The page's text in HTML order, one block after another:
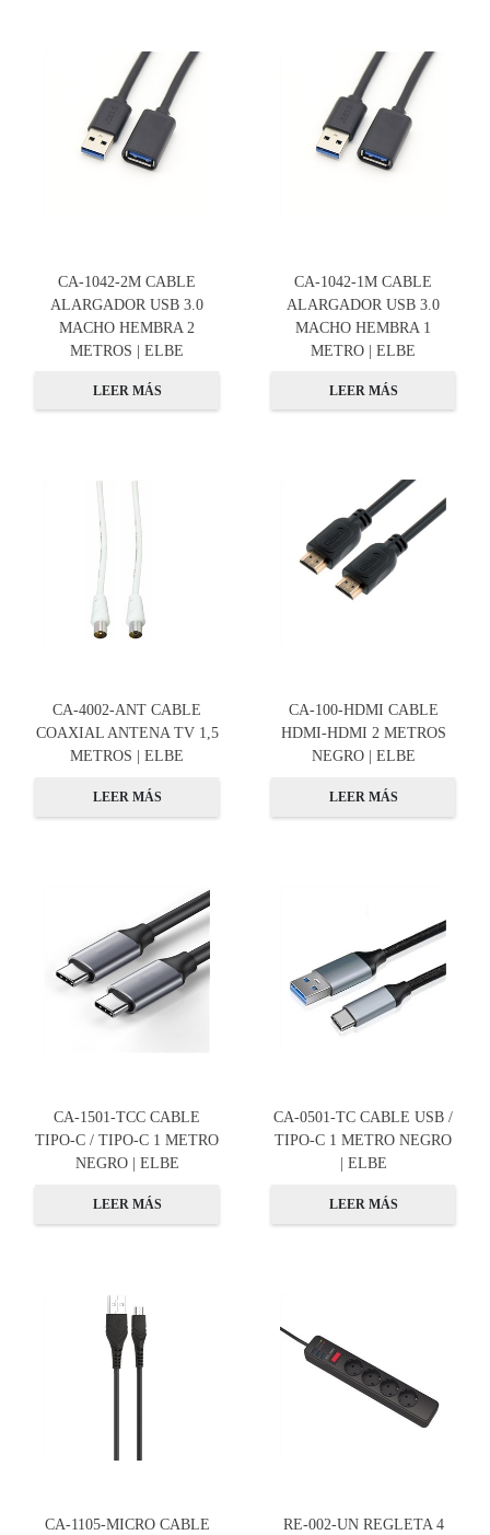
CA-1042-2M CABLE
ALARGADOR USB 3.0
MACHO HEMBRA 2
METROS | ELBE
LEER MÁS
CA-1042-1M CABLE
ALARGADOR USB 3.0
MACHO HEMBRA 1
METRO | ELBE
LEER MÁS
CA-4002-ANT CABLE
COAXIAL ANTENA TV 1,5
METROS | ELBE
LEER MÁS
CA-100-HDMI CABLE
HDMI-HDMI 2 METROS
NEGRO | ELBE
LEER MÁS
CA-1501-TCC CABLE
TIPO-C / TIPO-C 1 METRO
NEGRO | ELBE
LEER MÁS
CA-0501-TC CABLE USB /
TIPO-C 1 METRO NEGRO
| ELBE
LEER MÁS
CA-1105-MICRO CABLE RE-002-UN REGLETA 4